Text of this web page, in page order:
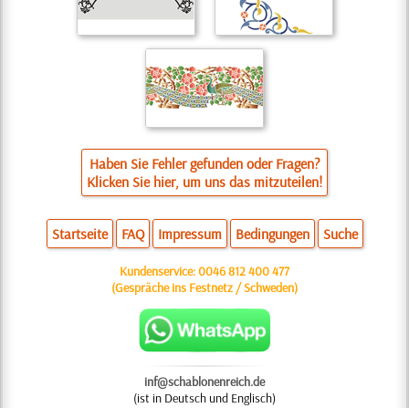
Haben Sie Fehler gefunden oder Fragen?
Klicken Sie hier, um uns das mitzuteilen!
Startseite FAQ Impressum Bedingungen Suche
Kundenservice:0046 812 400 477
(Gespräche ins Festnetz / Schweden)
inf@schablonenreich.de
(ist in Deutsch und Englisch)